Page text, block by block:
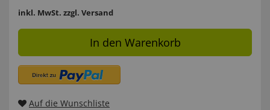
inkl. MwSt. zzgl. Versand
In den Warenkorb
Auf die Wunschliste